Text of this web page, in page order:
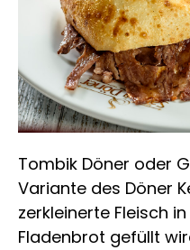
Tombik Döner oder
Variante des Döner
zerkleinerte Fleisch
Fladenbrot gefüllt